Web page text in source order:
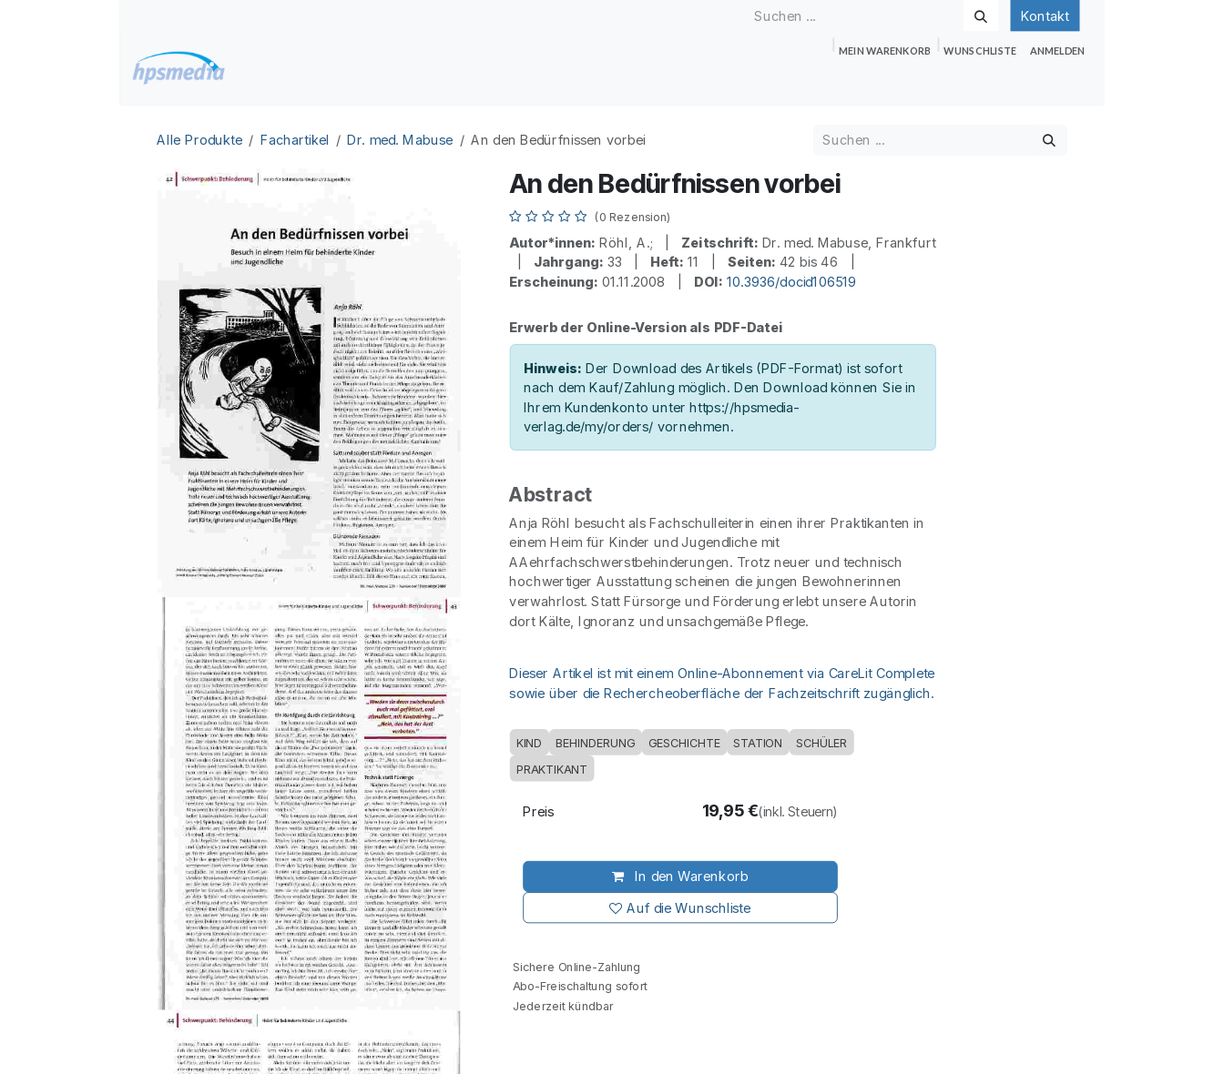
Kontakt
MEIN WARENKORB WUNSCHLISTE ANMELDEN
Alle Produkte Fachartikel Dr. med. Mabuse An den Bedürfnissen vorbei
An den Bedürfnissen vorbei
(0 Rezension)
Autor*innen: Röhl, A.; | Zeitschrift: Dr. med. Mabuse, Frankfurt
Jahrgang: 33 | Heft: 11 | Seiten: 42 bis 46 |
Erscheinung: 01.11.2008 | DOI: 10.3936/docid106519
Erwerb der Online-Version als PDF-Datei
Hinweis: Der Download des Artikels (PDF-Format) ist sofort
nach dem Kauf/Zahlung möglich. Den Download können Sie in
Ihrem Kundenkonto unter https://hpsmedia-
verlag.de/my/orders/ vornehmen.
Abstract
Anja Röhl besucht als Fachschulleiterin einen ihrer Praktikanten in
einem Heim für Kinder und Jugendliche mit
AAehrfachschwerstbehinderungen. Trotz neuer und technisch
hochwertiger Ausstattung scheinen die jungen Bewohnerinnen
verwahrlost. Statt Fürsorge und Förderung erlebt unsere Autorin
dort Kälte, Ignoranz und unsachgemäße Pflege.
Dieser Artikel ist mit einem Online-Abonnement via CareLit Complete
sowie über die Rechercheoberfläche der Fachzeitschrift zugänglich.
KIND BEHINDERUNG GESCHICHTE STATION
SCHÜLER
PRAKTIKANT
In den Warenkorb
Auf die Wunschliste
Preis 19,95€(inkl. Steuern)
Sichere Online-Zahlung
Abo-Freischaltung sofort
Jederzeit kündbar